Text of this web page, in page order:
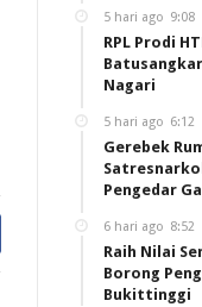
5 hari ago 9:08
RPL Prodi
Nagari
5 hari ago 6:12
Gerebek
Pengedar
6 hari ago 8:52
Raih Nilai
Borong
Bukittinggi